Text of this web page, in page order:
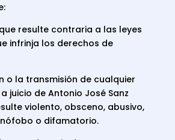
resulte contraria a las leyes
infrinja los derechos de
o la transmisión de cualquier
juicio de Antonio José Sanz
violento, obsceno, abusivo,
o difamatorio.